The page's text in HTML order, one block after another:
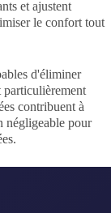
et ajustent
le confort tout
d'éliminer
particulièrement
contribuent à
négligeable pour